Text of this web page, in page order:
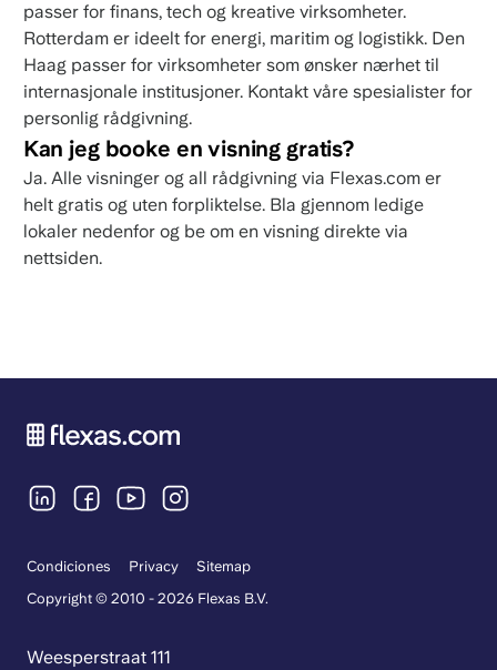
passer for finans, tech og kreative virksomheter.
Rotterdam er ideelt for energi, maritim og logistikk. Den
Haag passer for virksomheter som ønsker nærhet til
internasjonale institusjoner. Kontakt våre spesialister for
personlig rådgivning.
Kan jeg booke en visning gratis?
Ja. Alle visninger og all rådgivning via Flexas.com er
helt gratis og uten forpliktelse. Bla gjennom ledige
lokaler nedenfor og be om en visning direkte via
nettsiden.
Condiciones Privacy
Sitemap
Copyright © 2010 - 2026 Flexas B.V.
Weesperstraat 111